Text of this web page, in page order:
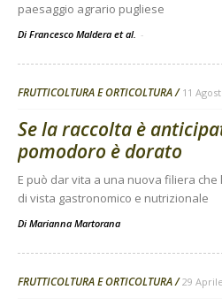
paesaggio agrario pugliese
Di Francesco Maldera et al. -
FRUTTICOLTURA E ORTICOLTURA 11
Se la raccolta è
pomodoro è dorato
E può dar vita a una nuova filiera
di vista gastronomico e nutrizionale
Di Marianna Martorana
FRUTTICOLTURA E ORTICOLTURA 29